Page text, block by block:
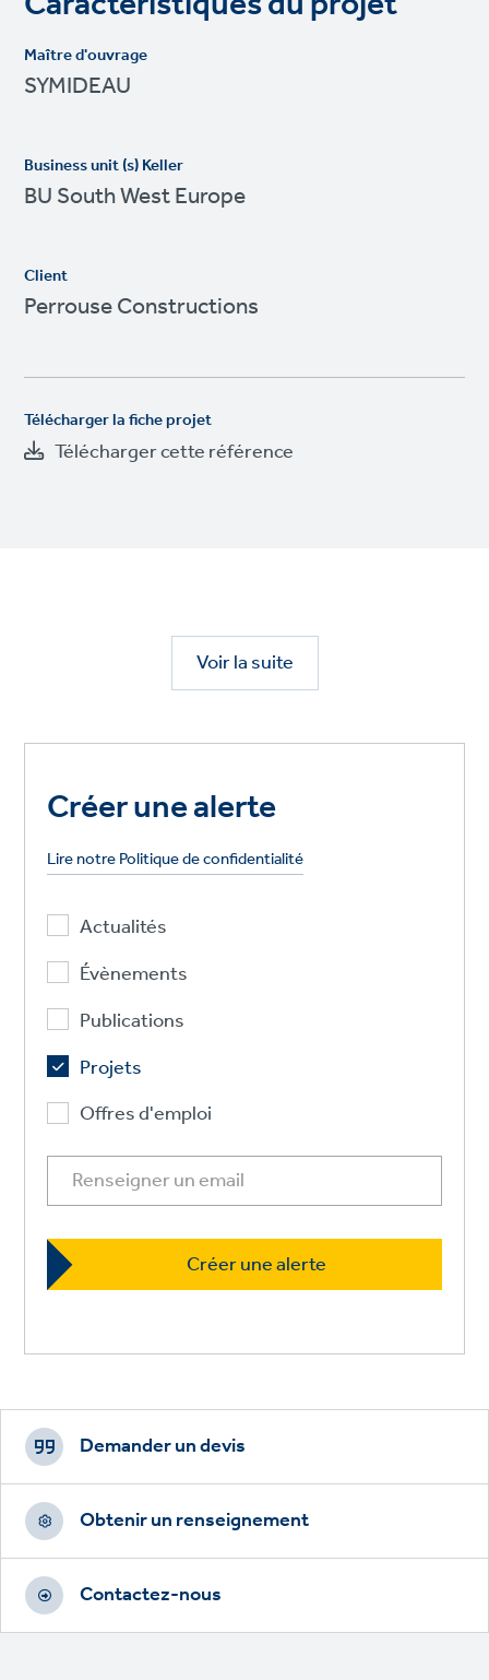
Maître d'ouvrage
SYMIDEAU
Business unit (s) Keller
BU South West Europe
Client
Perrouse Constructions
Télécharger la fiche projet
Télécharger cette référence
Voir la suite
Créer une alerte
Lire notre Politique de confidentialité
Actualités
Évènements
Publications
Projets
Offres d'emploi
Footer
CTAs
Demander un devis
Obtenir un renseignement
Contactez-nous